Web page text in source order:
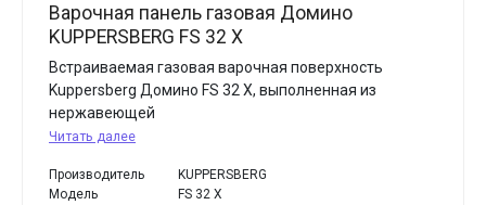
Варочная панель газовая Домино
KUPPERSBERG FS 32 X
Встраиваемая газовая варочная поверхность
Kuppersberg Домино FS 32 X, выполненная из
нержавеющей
Читать далее
Производитель
KUPPERSBERG
Модель
FS 32 X